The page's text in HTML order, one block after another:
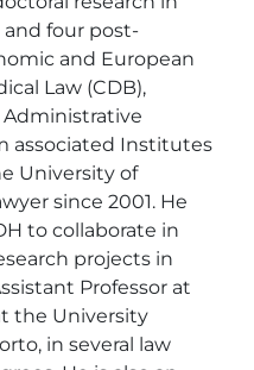
and four post-
and European
Law (CDB),
Administrative
associated Institutes
University of
since 2001. He
to collaborate in
projects in
Professor at
the University
in several law